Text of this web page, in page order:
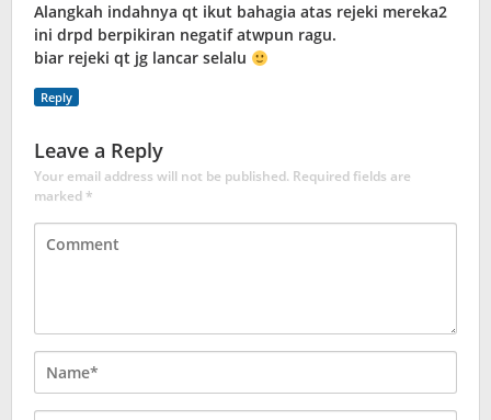
Alangkah indahnya qt ikut bahagia atas rejeki mereka2
ini drpd berpikiran negatif atwpun ragu.
biar rejeki qt jg lancar selalu
Reply
Leave a Reply
Your email address will not be published. Required fields are
marked*